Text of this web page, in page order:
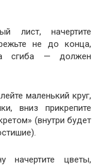
лист, начертите
не до конца,
сгиба — должен
маленький круг,
вниз прикрепите
(внутри будет
начертите цветы,